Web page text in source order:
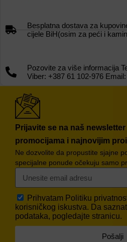
Besplatna dostava za
cijele BiH(osim za peći i
Pozovite za više informacija
Viber: +387 61 102-976
Prijavite se na naš
promocijama i najnovijim
Ne dozvolite da propustite sjajne
specijalne ponude očekuju samo
Prihvatam Politiku
korisničkog iskustva. Da
podataka, pogledajte stranicu.
Pošalji